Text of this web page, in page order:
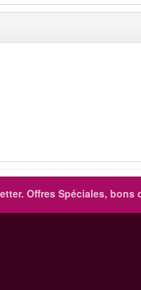
Offres Spéciales, bons